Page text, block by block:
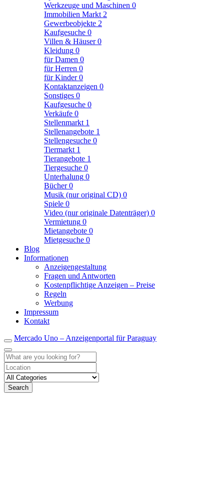
Werkzeuge und Maschinen 0
Immobilien Markt 2
Gewerbeobjekte 2
Kaufgesuche 0
Villen & Häuser0
Kleidung 0
für Damen 0
für Herren 0
für Kinder0
Kontaktanzeigen 0
Sonstiges 0
Kaufgesuche 0
Verkäufe 0
Stellenmarkt 1
Stellenangebote 1
Stellengesuche 0
Tiermarkt 1
Tierangebote 1
Tiergesuche 0
Unterhalung 0
Bücher0
Musik (nur original CD) 0
Spiele 0
Video (nur originale Datenträger) 0
Vermietung 0
Mietangebote 0
Mietgesuche 0
Blog
Informationen
Anzeigengestaltung
Fragen und Antworten
Kostenpflichtige Anzeigen – Preise
Regeln
Werbung
Impressum
Kontakt
Mercado Uno – Anzeigenportal für Paraguay
Search